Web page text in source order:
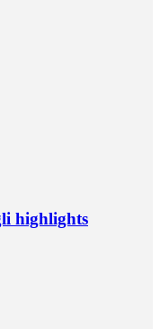
highlights